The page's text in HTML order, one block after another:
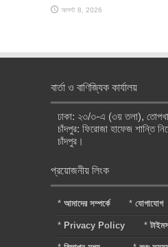
আগস্ট 8, 2026
বার্তা ও বাণিজ্যিক কার্যালয়
ঢাকা: ২৩/৩-এ (৩য় তলা),
চাঁদপুর: ফিরোজা হাফেজ শান্তি
চাঁদপুর।
প্রয়োজনীয় লিংক
* আমাদের সম্পর্কে * যোগাযোগ
* Privacy Policy *